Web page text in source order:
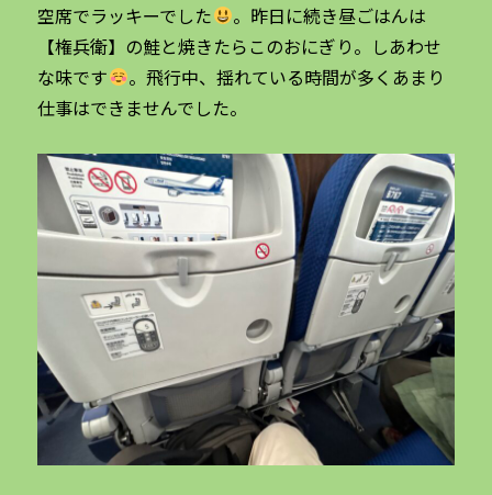
空席でラッキーでした
。昨日に続き昼ごはんは
【権兵衛】の鮭と焼きたらこのおにぎり。しあわせ
な味です
。飛行中、揺れている時間が多くあまり
仕事はできませんでした。